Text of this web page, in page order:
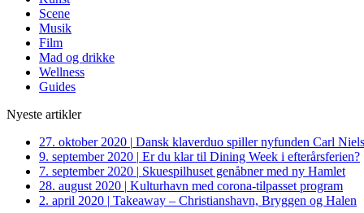
Scene
Musik
Film
Mad og drikke
Wellness
Guides
Nyeste artikler
27. oktober 2020 | Dansk klaverduo spiller nyfunden Carl
9. september 2020 | Er du klar til Dining Week i efterårsferien?
7. september 2020 | Skuespilhuset genåbner med ny Hamlet
28. august 2020 | Kulturhavn med corona-tilpasset program
2. april 2020 | Takeaway – Christianshavn, Bryggen og Halen